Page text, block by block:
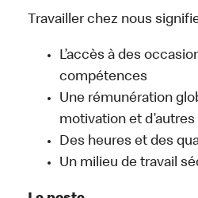
Travailler chez nous
L’accès à des
compétences
Une rémunération
motivation et
Des heures et des
Un milieu de travail